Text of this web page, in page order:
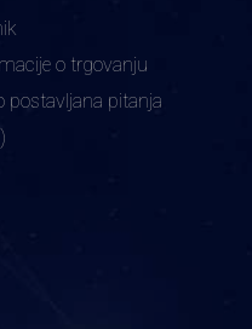
o trgovanju
postavljana pitanja